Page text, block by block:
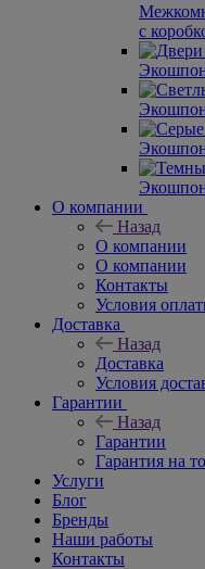
с
О компании
Назад
О компании
О компании
Контакты
Условия
Доставка
Назад
Доставка
Условия
Гарантии
Назад
Гарантии
Гарантия на
Услуги
Блог
Бренды
Наши работы
Контакты